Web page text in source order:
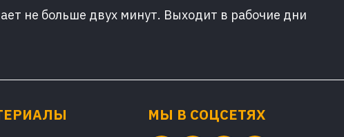
не больше двух минут. Выходит в рабочие дни
МЫ В СОЦСЕТЯХ